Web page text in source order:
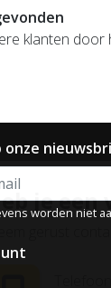
klanten door
onze
worden niet
je een